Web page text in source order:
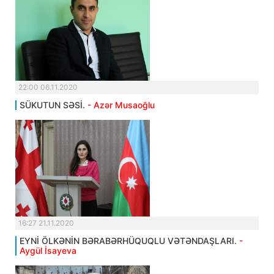
22:00 06.11.2020
SÜKUTUN SƏSİ. - Azər Musaoğlu
16:27 21.11.2020
EYNİ ÖLKƏNİN BƏRABƏRHÜQUQLU VƏTƏNDAŞLARI. -
Aygül İsayeva